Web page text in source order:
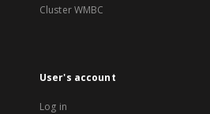
Cluster WMBC
User's account
Log in